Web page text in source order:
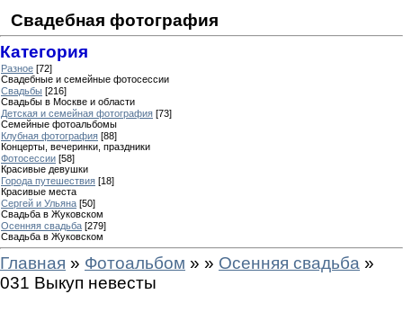
Свадебная фотография
Категория
Разное [72]
Свадебные и семейные фотосессии
Свадьбы [216]
Свадьбы в Москве и области
Детская и семейная фотография [73]
Семейные фотоальбомы
Клубная фотография [88]
Концерты, вечеринки, праздники
Фотосессии [58]
Красивые девушки
Города путешествия [18]
Красивые места
Сергей и Ульяна [50]
Свадьба в Жуковском
Осенняя свадьба [279]
Свадьба в Жуковском
Главная » Фотоальбом » » Осенняя свадьба »
031 Выкуп невесты